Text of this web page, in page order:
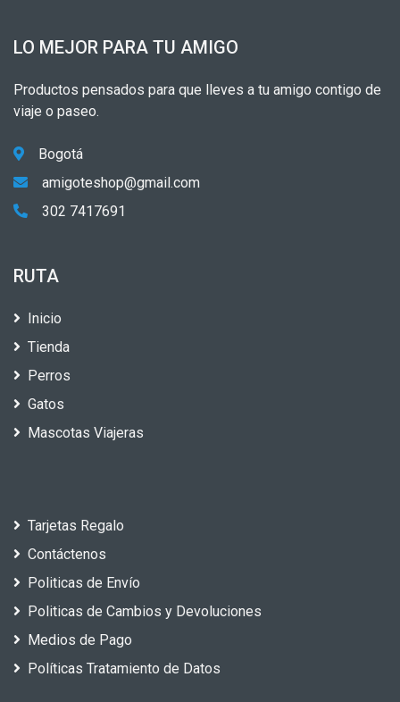
LO MEJOR PARA TU AMIGO
Productos pensados para que lleves a tu amigo contigo de
viaje o paseo.
Bogotá
amigoteshop@gmail.com
302 7417691
RUTA
Inicio
Tienda
Perros
Gatos
Mascotas Viajeras
Tarjetas Regalo
Contáctenos
Politicas de Envío
Politicas de Cambios y Devoluciones
Medios de Pago
Políticas Tratamiento de Datos